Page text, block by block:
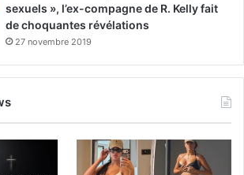
sexuels », l’ex-compagne de R. Kelly fait
de choquantes révélations
27 novembre 2019